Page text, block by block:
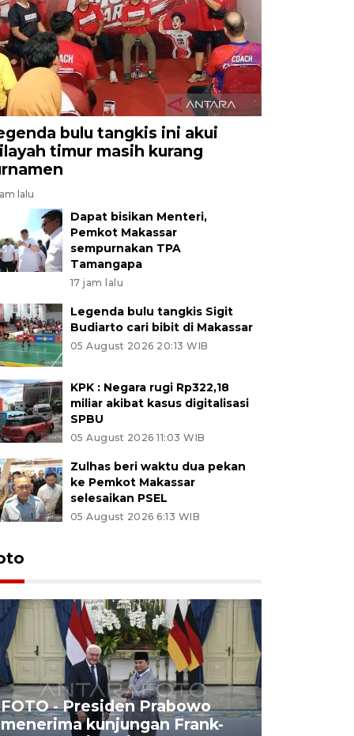
bulu tangkis ini akui
timur masih kurang
lalu
Dapat bisikan Menteri,
Pemkot Makassar
sempurnakan TPA
Tamangapa
17 jam lalu
Legenda bulu tangkis Sigit
Budiarto cari bibit di Makassar
05 August 2026 20:13 WIB
KPK : Negara rugi Rp322,18
miliar akibat kasus digitalisasi
SPBU
05 August 2026 11:03 WIB
Zulhas beri waktu dua pekan
ke Pemkot Makassar
selesaikan PSEL
05 August 2026 6:13 WIB
FOTO - Presiden Prabowo
menerima kunjungan Frank-